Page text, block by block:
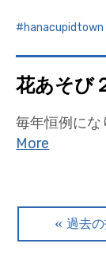
hanacupidtown
花あそび
毎年恒例に
More
過去